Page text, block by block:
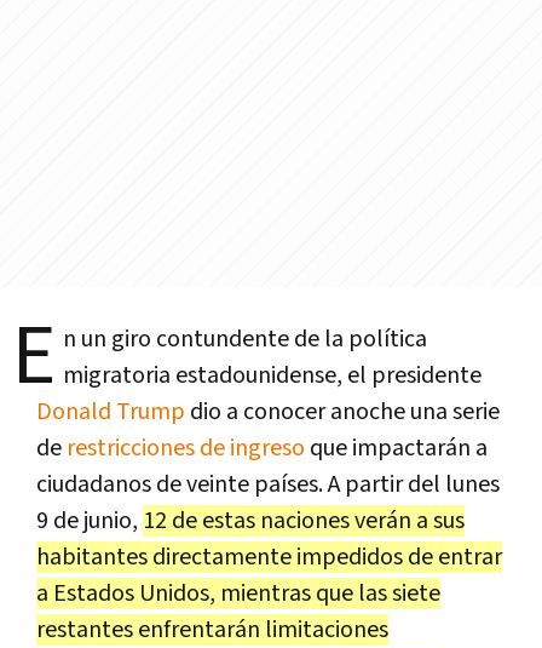
E n un giro contundente de la política
migratoria estadounidense, el presidente
Donald Trump dio a conocer anoche una serie
de restricciones de ingreso que impactarán a
ciudadanos de veinte países. A partir del lunes
9 de junio, 12 de estas naciones verán a sus
habitantes directamente impedidos de entrar
a Estados Unidos, mientras que las siete
restantes enfrentarán limitaciones